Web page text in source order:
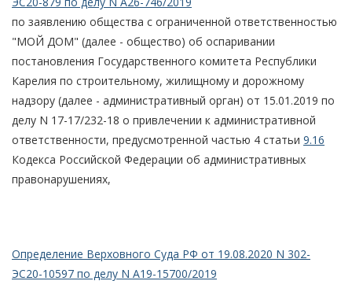
по заявлению общества с ограниченной ответственностью
"МОЙ ДОМ" (далее - общество) об оспаривании
постановления Государственного комитета Республики
Карелия по строительному, жилищному и дорожному
надзору (далее - административный орган) от 15.01.2019 по
делу N 17-17/232-18 о привлечении к административной
ответственности, предусмотренной частью 4 статьи 9.16
Кодекса Российской Федерации об административных
правонарушениях,
Определение Верховного Суда РФ от 19.08.2020 N 302-
ЭС20-10597 по делу N А19-15700/2019